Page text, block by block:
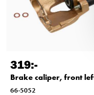
319:-
Brake caliper, front
66-5052